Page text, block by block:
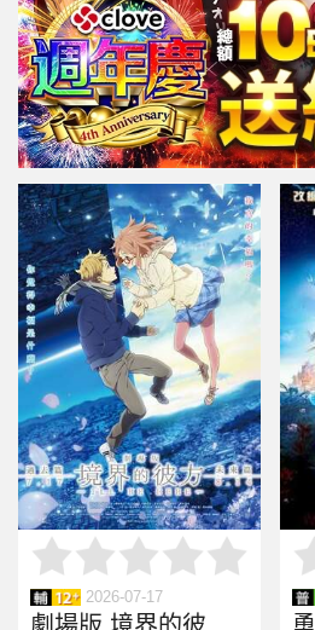
2026-07-17